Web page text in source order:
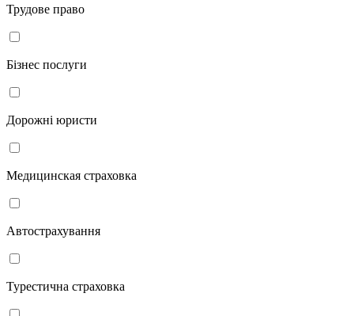
Трудове право
Бізнес послуги
Дорожні юристи
Медицинская страховка
Автострахування
Турестична страховка